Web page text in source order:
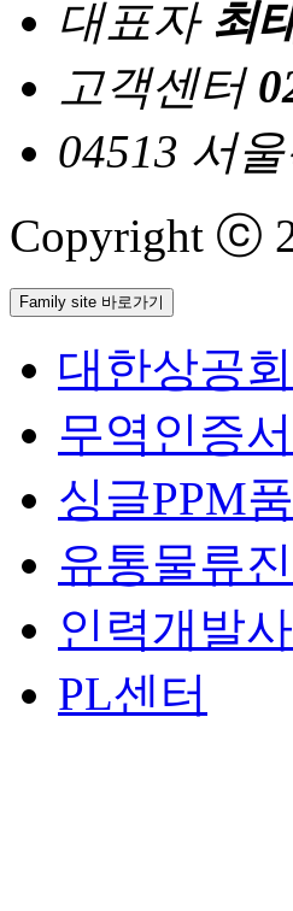
대표자 최
고객센터
04513 서
Copyright ⓒ
Family site 바로가기
대한상공
무역인증
싱글PPM
유통물류
인력개발
PL센터